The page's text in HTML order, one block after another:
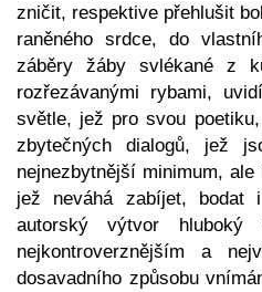
zničit, respektive přehlušit
raněného srdce, do
záběry žáby svlékané z
rozřezávanými rybami,
světle, jež pro svou
zbytečných dialogů, jež
nejnezbytnější minimum,
jež neváhá zabíjet,
autorský výtvor
nejkontroverznějším a
dosavadního způsobu